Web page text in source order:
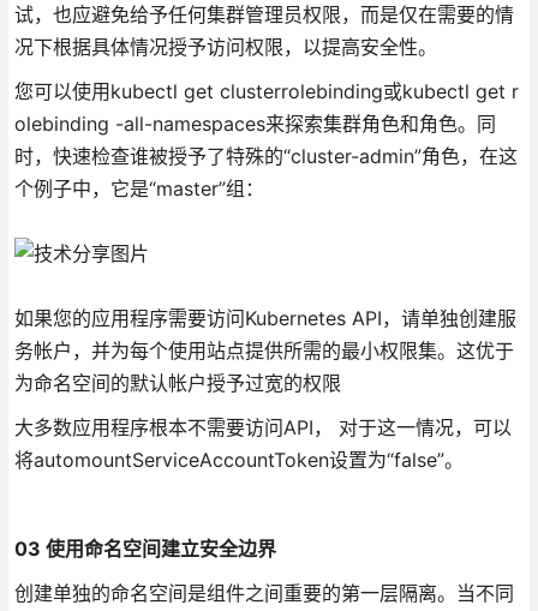
试，也应避免给予任何集群管理员权限，而是仅在需要的情
况下根据具体情况授予访问权限，以提高安全性。
您可以使用kubectl get clusterrolebinding或kubectl get r
olebinding -all-namespaces来探索集群角色和角色。同
时，快速检查谁被授予了特殊的“cluster-admin”角色，在这
个例子中，它是“master”组：
如果您的应用程序需要访问Kubernetes API，请单独创建服
务帐户，并为每个使用站点提供所需的最小权限集。这优于
为命名空间的默认帐户授予过宽的权限
大多数应用程序根本不需要访问API， 对于这一情况，可以
将automountServiceAccountToken设置为“false”。
03 使用命名空间建立安全边界
创建单独的命名空间是组件之间重要的第一层隔离。当不同